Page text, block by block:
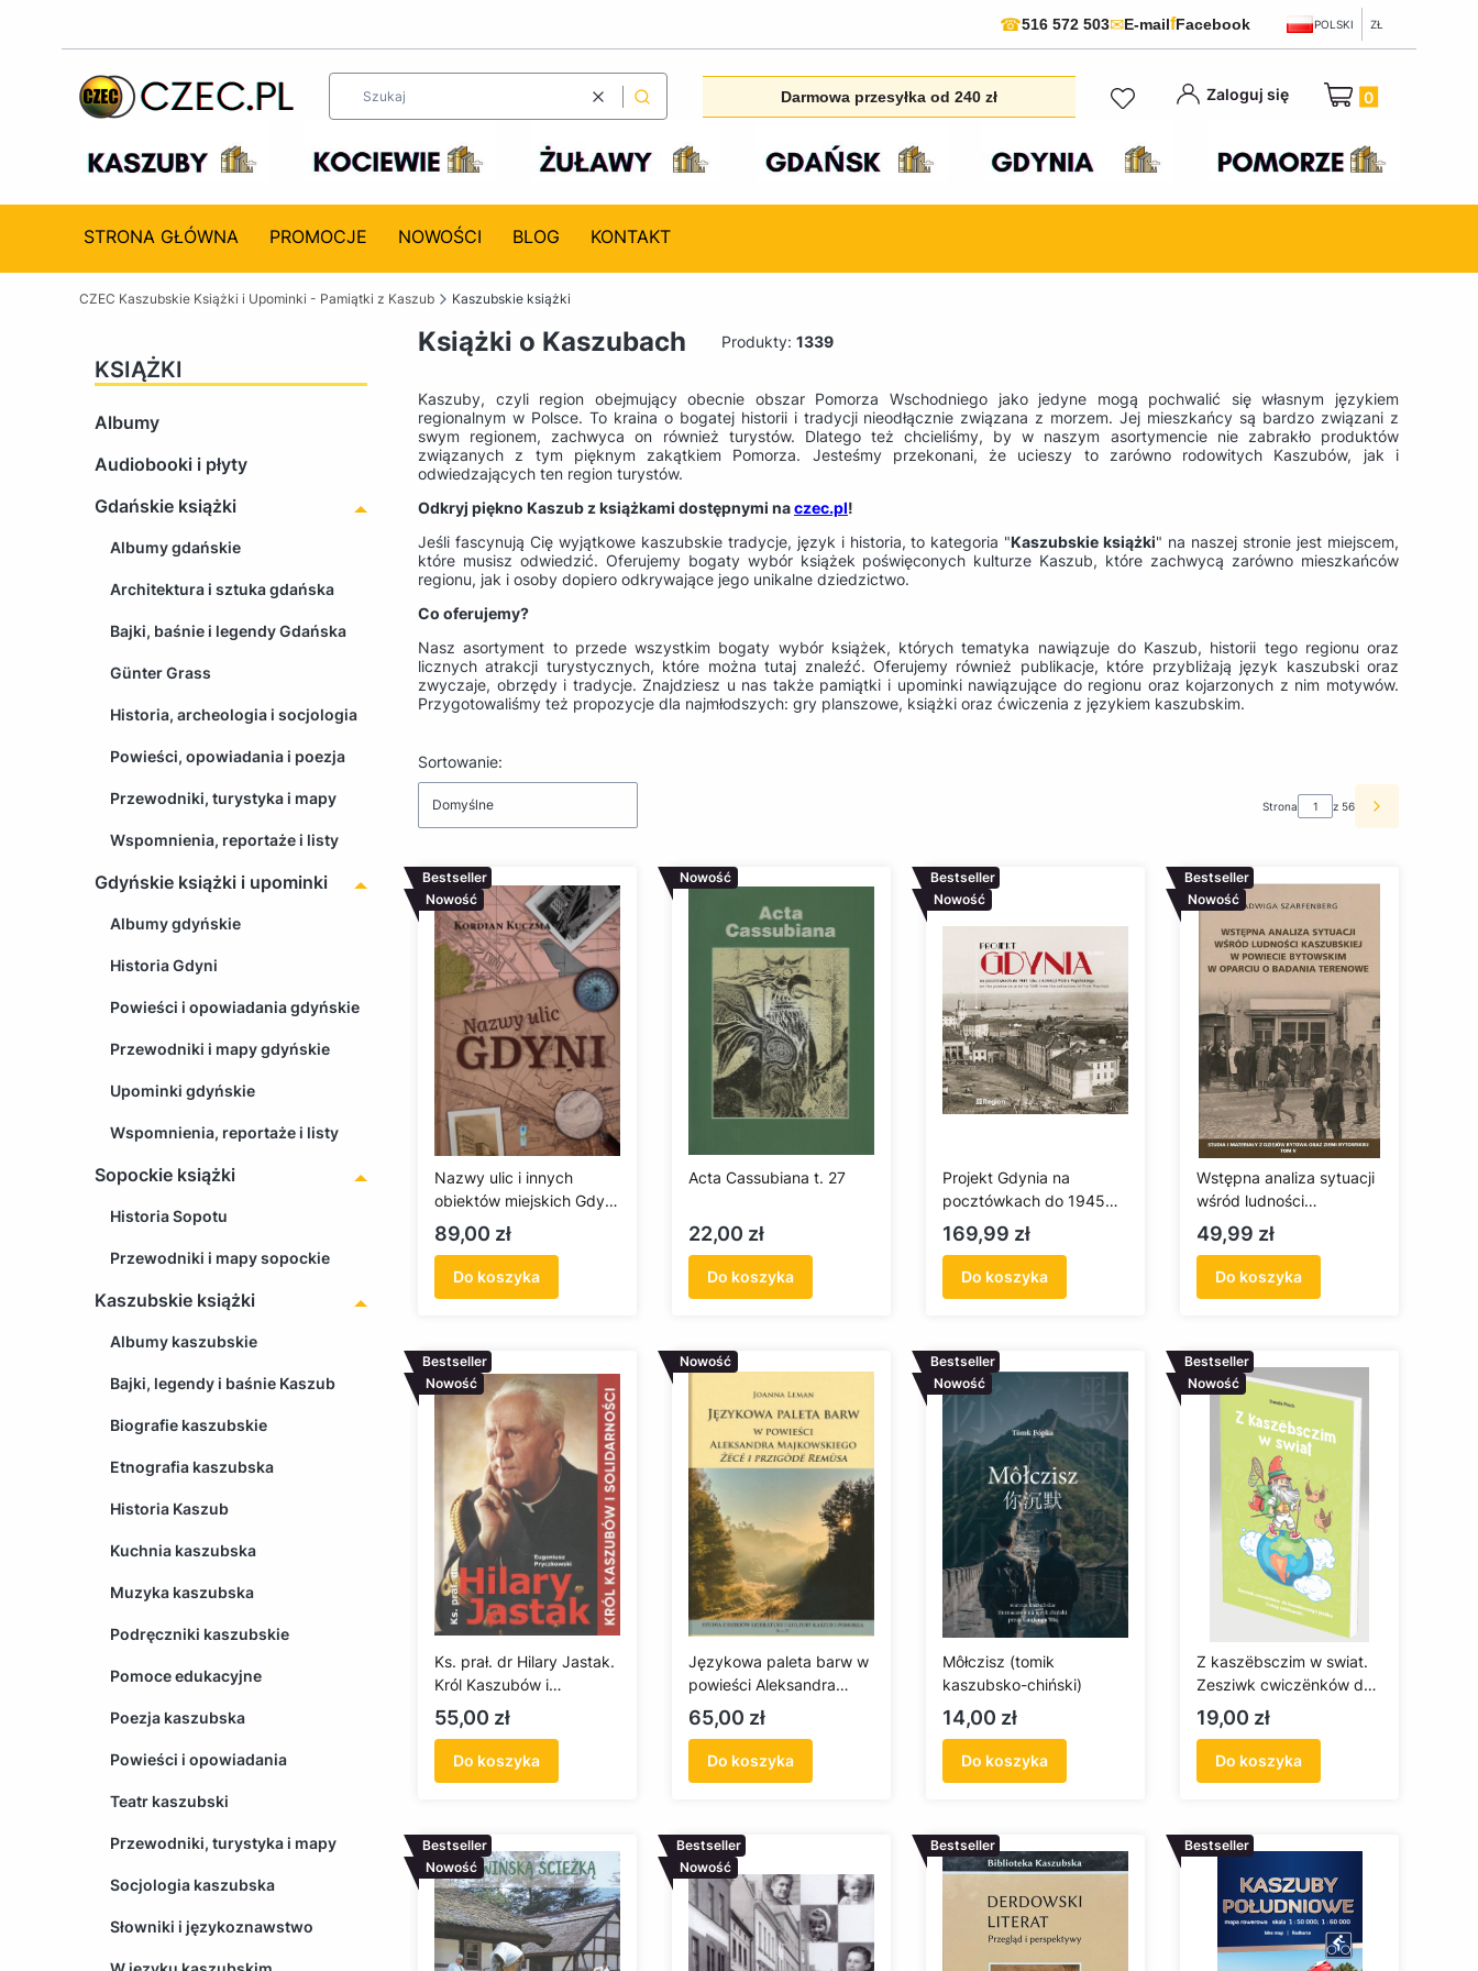
☎516 572 503✉E-mailfFacebook POLSKI ZŁ
WyczyśćSzukaj Darmowa przesyłka od 240 zł Zaloguj się Produkty w
STRONA GŁÓWNA PROMOCJE NOWOŚCI BLOG KONTAKT
CZEC Kaszubskie Książki i Upominki - Pamiątki z Kaszub Kaszubskie książki
KSIĄŻKI
Albumy
Audiobooki i płyty
Gdańskie książki
Albumy gdańskie
Architektura i sztuka gdańska
Bajki, baśnie i legendy Gdańska
Günter Grass
Historia, archeologia i socjologia
Powieści, opowiadania i poezja
Przewodniki, turystyka i mapy
Wspomnienia, reportaże i listy
Gdyńskie książki i upominki
Albumy gdyńskie
Historia Gdyni
Powieści i opowiadania gdyńskie
Przewodniki i mapy gdyńskie
Upominki gdyńskie
Wspomnienia, reportaże i listy
Sopockie książki
Historia Sopotu
Przewodniki i mapy sopockie
Kaszubskie książki
Albumy kaszubskie
Bajki, legendy i baśnie Kaszub
Biografie kaszubskie
Etnografia kaszubska
Historia Kaszub
Kuchnia kaszubska
Muzyka kaszubska
Podręczniki kaszubskie
Pomoce edukacyjne
Poezja kaszubska
Powieści i opowiadania
Teatr kaszubski
Przewodniki, turystyka i mapy
Socjologia kaszubska
Słowniki i językoznawstwo
Książki o Kaszubach Produkty: 1339
Kaszuby, czyli region obejmujący obecnie obszar Pomorza Wschodniego jako jedyne mogą pochwalić się własnym językiem
regionalnym w Polsce. To kraina o bogatej historii i tradycji nieodłącznie związana z morzem. Jej mieszkańcy są bardzo związani z
swym regionem, zachwyca on również turystów. Dlatego też chcieliśmy, by w naszym asortymencie nie zabrakło produktów
związanych z tym pięknym zakątkiem Pomorza. Jesteśmy przekonani, że ucieszy to zarówno rodowitych Kaszubów, jak i
odwiedzających ten region turystów.
Odkryj piękno Kaszub z książkami dostępnymi naczec.pl!
Jeśli fascynują Cię wyjątkowe kaszubskie tradycje, język i historia, to kategoria "Kaszubskie książki" na naszej stronie jest miejscem,
które musisz odwiedzić. Oferujemy bogaty wybór książek poświęconych kulturze Kaszub, które zachwycą zarówno mieszkańców
regionu, jak i osoby dopiero odkrywające jego unikalne dziedzictwo.
Co oferujemy?
Nasz asortyment to przede wszystkim bogaty wybór książek, których tematyka nawiązuje do Kaszub, historii tego regionu oraz
licznych atrakcji turystycznych, które można tutaj znaleźć. Oferujemy również publikacje, które przybliżają język kaszubski oraz
zwyczaje, obrzędy i tradycje. Znajdziesz u nas także pamiątki i upominki nawiązujące do regionu oraz kojarzonych z nim motywów.
Przygotowaliśmy też propozycje dla najmłodszych: gry planszowe, książki oraz ćwiczenia z językiem kaszubskim.
Lista produktów
Sortowanie:
Domyślne Strona z 56 Następne
Bestseller
Nowość
Nazwy ulic i innych
obiektów miejskich Gdyni
1926-2024
Cena
89,00 zł
Do koszyka
Nowość
Acta Cassubiana t. 27
Cena
22,00 zł
Do koszyka
Bestseller
Nowość
Projekt Gdynia na
pocztówkach do 1945
roku z kolekcji Piotra
Popińskiego
Cena
169,99 zł
Do koszyka
Bestseller
Nowość
Wstępna analiza sytuacji
wśród ludności
kaszubskiej w powiecie
bytowskim w oparciu o
badania terenowe
Cena
49,99 zł
Do koszyka
Bestseller
Nowość
Ks. prał. dr Hilary Jastak.
Król Kaszubów i
Solidarności
Cena
55,00 zł
Do koszyka
Nowość
Językowa paleta barw w
powieści Aleksandra
Majkowskiego "Żëcé i
przigòdë Remùsa"
Cena
65,00 zł
Do koszyka
Bestseller
Nowość
Môłczisz (tomik
kaszubsko-chiński)
Cena
14,00 zł
Do koszyka
Bestseller
Nowość
Z kaszëbsczim w swiat.
Zesziwk cwiczënków do
kaszëbsczégò jãzeka
Cena
19,00 zł
Do koszyka
Bestseller
Nowość
Bestseller
Nowość
Bestseller Bestseller